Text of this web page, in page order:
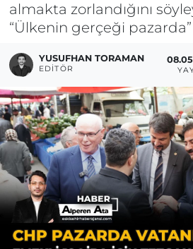
almakta zorlandığını
“Ülkenin gerçeği
YUSUFHAN TORAMAN
EDITÖR